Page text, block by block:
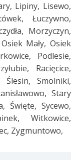
Lipiny, Lisewo,
Łuczywno,
Morzyczyn,
Mały, Osiek
Podlesie,
Racięcice,
Ślesin, Smolniki,
Stary
Święte, Sycewo,
Witkowice,
Zygmuntowo,